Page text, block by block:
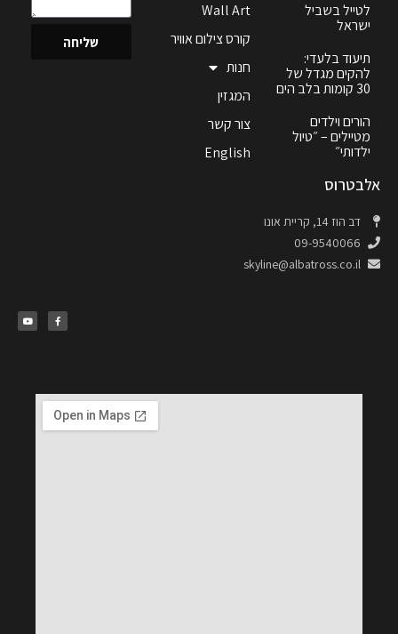
לטייל בשביל
ישראל
תיעוד בלעדי:
להקים מגדל של
30 קומות בלב הים
הורים וילדים
מטיילים – ״טיול
ילדותי״
Wall Art
קורס צילום אוויר
חנות
המגזין
צור קשר
English
שליחה
אלבטרוס
דב הוז 14, קריית אונו
09-9540066
skyline@albatross.co.il